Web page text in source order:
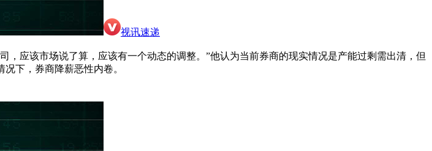
视讯速递
应该市场说了算，应该有一个动态的调整。”他认为当前券商的现实情况是产能过剩需出清，但
下，券商降薪恶性内卷。